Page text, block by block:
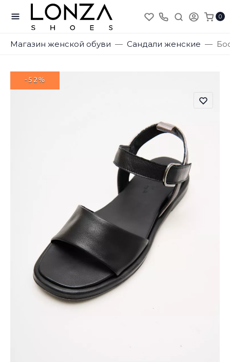
0
Магазин женской обуви Сандали женские
-52%